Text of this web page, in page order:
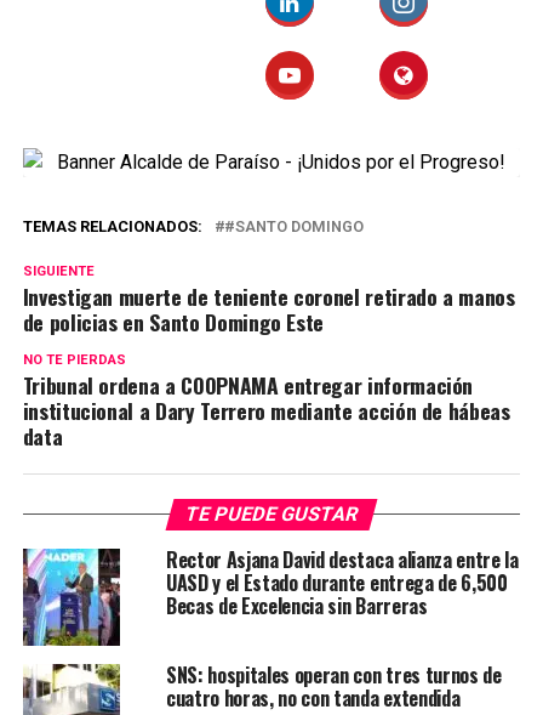
TEMAS RELACIONADOS: #SANTO DOMINGO
SIGUIENTE
Investigan muerte de teniente coronel retirado a manos
de policias en Santo Domingo Este
NO TE PIERDAS
Tribunal ordena a COOPNAMA entregar información
institucional a Dary Terrero mediante acción de hábeas
data
TE PUEDE GUSTAR
Rector Asjana David destaca alianza entre la
UASD y el Estado durante entrega de 6,500
Becas de Excelencia sin Barreras
SNS: hospitales operan con tres turnos de
cuatro horas, no con tanda extendida